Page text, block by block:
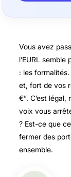
Vous avez
l’EURL
: les
et, fort de vos
€”. C’est
voix vous
? Est-ce que
fermer des
ensemble.